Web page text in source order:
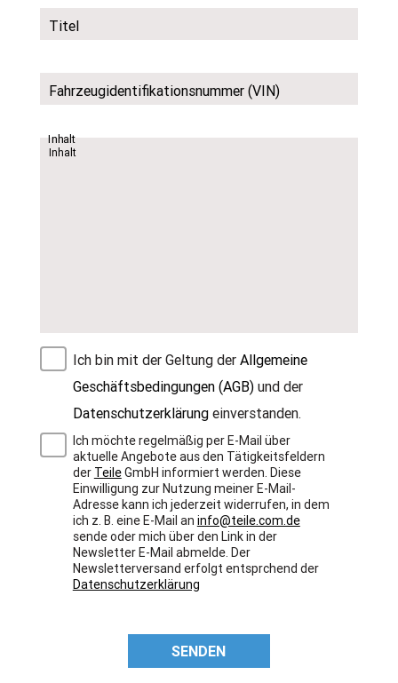
Titel
Fahrzeugidentifikationsnummer (VIN)
Inhalt
Ich bin mit der Geltung der Allgemeine
Geschäftsbedingungen (AGB)und der
Datenschutzerklärungeinverstanden.
Ich möchte regelmäßig per E-Mail über
aktuelle Angebote aus den Tätigkeitsfeldern
der TeileGmbH informiert werden. Diese
Einwilligung zur Nutzung meiner E-Mail-
Adresse kann ich jederzeit widerrufen, in dem
ich z. B. eine E-Mail an info@teile.com.de
sende oder mich über den Link in der
Newsletter E-Mail abmelde. Der
Newsletterversand erfolgt entsprchend der
Datenschutzerklärung
SENDEN